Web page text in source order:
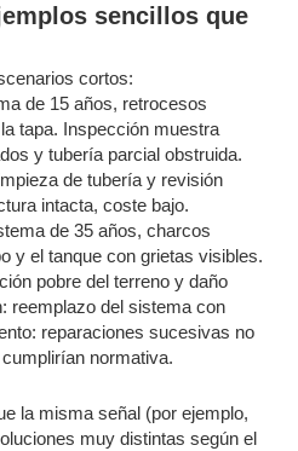
sencillos que
cortos:
de 15 años, retrocesos
tapa. Inspección muestra
y tubería parcial obstruida.
de tubería y revisión
intacta, coste bajo.
de 35 años, charcos
y el tanque con grietas visibles.
pobre del terreno y daño
reemplazo del sistema con
reparaciones sucesivas no
normativa.
la misma señal (por ejemplo,
muy distintas según el